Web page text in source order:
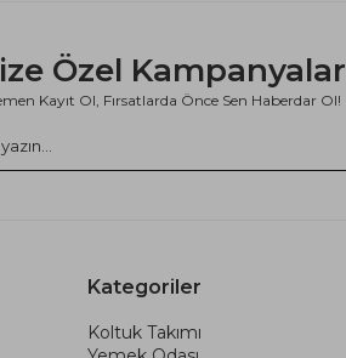
Özel Kampanyalar
Kayıt Ol, Fırsatlarda Önce Sen Haberdar Ol!
Kategoriler
Koltuk Takımı